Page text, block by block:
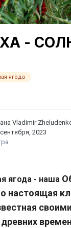
-
ягода
Vladimir
2023
ягода - наша
настоящая